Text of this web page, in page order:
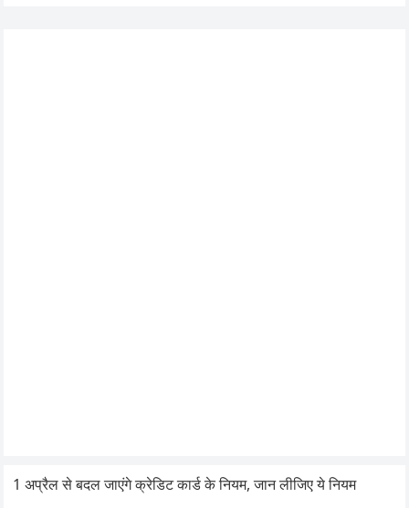
1 अप्रैल से बदल जाएंगे क्रेडिट कार्ड के नियम, जान लीजिए ये नियम